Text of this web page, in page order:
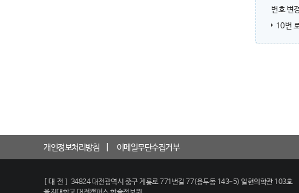
번호 변
10번
개인정보처리방침 이메일무단수집거부
[대전]
34824 대전광역시 중구 계룡로 771번길 77(용두동 143-5) 일현의학관 103호